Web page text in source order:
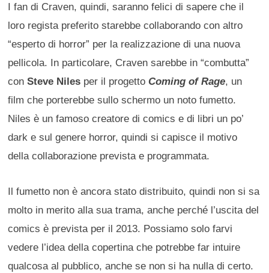
I fan di Craven, quindi, saranno felici di sapere che il
loro regista preferito starebbe collaborando con altro
“esperto di horror” per la realizzazione di una nuova
pellicola. In particolare, Craven sarebbe in “combutta”
con Steve Niles per il progettoComing of Rage, un
film che porterebbe sullo schermo un noto fumetto.
Niles è un famoso creatore di comics e di libri un po’
dark e sul genere horror, quindi si capisce il motivo
della collaborazione prevista e programmata.
Il fumetto non è ancora stato distribuito, quindi non si sa
molto in merito alla sua trama, anche perché l’uscita del
comics è prevista per il 2013. Possiamo solo farvi
vedere l’idea della copertina che potrebbe far intuire
qualcosa al pubblico, anche se non si ha nulla di certo.